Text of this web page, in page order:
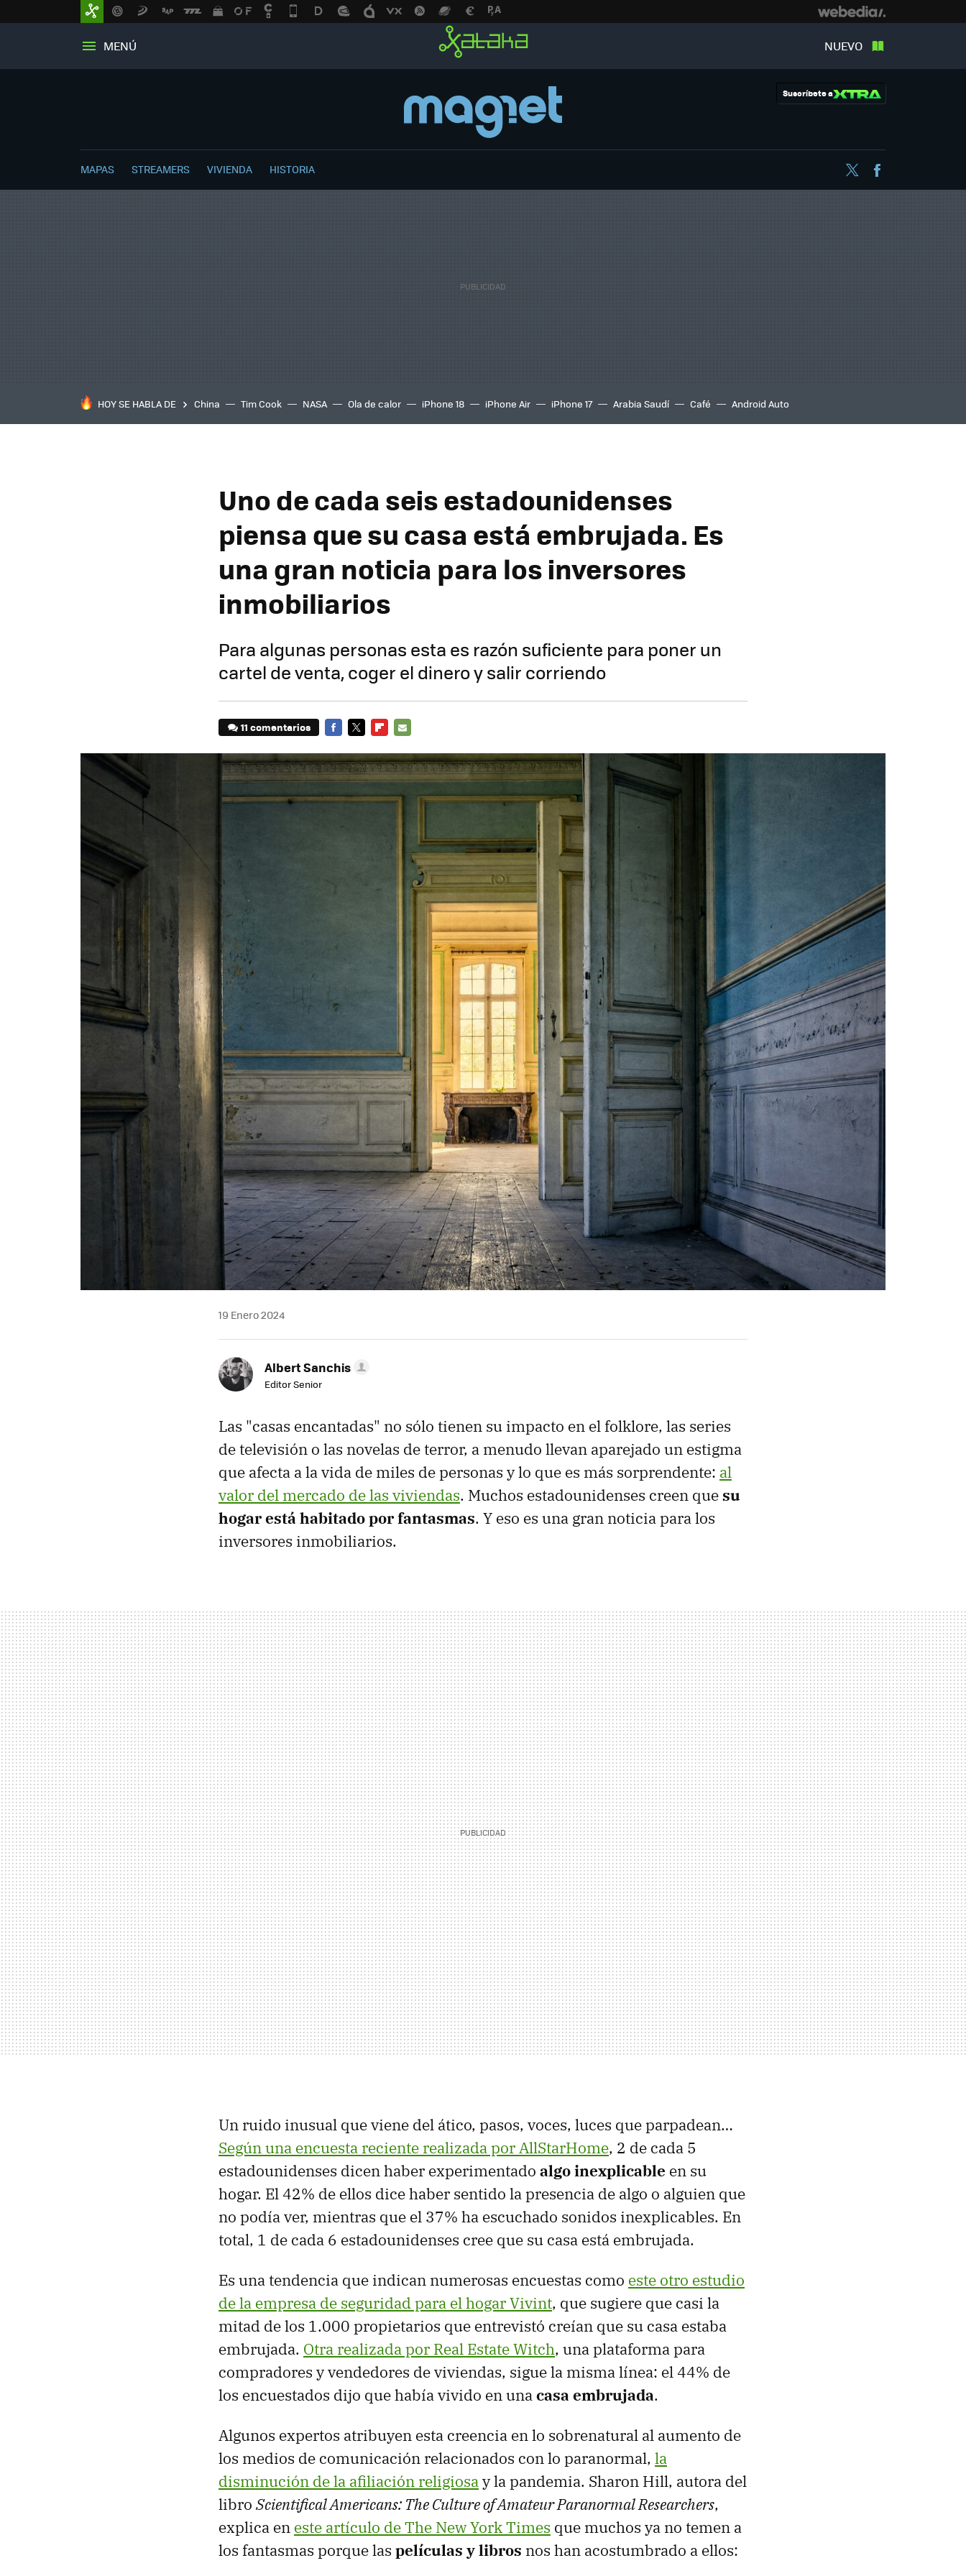
MENÚ NUEVO
Suscríbete a
MAPAS STREAMERS VIVIENDA HISTORIA Twitter
HOY SE HABLA DE China Tim Cook NASA Ola de calor iPhone 18 iPhone Air iPhone 17 Arabia Saudí Café Android Auto
Uno de cada seis estadounidenses
piensa que su casa está embrujada. Es
una gran noticia para los inversores
inmobiliarios
Para algunas personas esta es razón suficiente para poner un
cartel de venta, coger el dinero y salir corriendo
11 comentarios
MAIL
19 Enero 2024
Albert Sanchis
Editor Senior
Las "casas encantadas" no sólo tienen su impacto en el folklore, las series
de televisión o las novelas de terror, a menudo llevan aparejado un estigma
que afecta a la vida de miles de personas y lo que es más sorprendente: al
valor del mercado de las viviendas. Muchos estadounidenses creen quesu
hogar está habitado por fantasmas. Y eso es una gran noticia para los
inversores inmobiliarios.
Un ruido inusual que viene del ático, pasos, voces, luces que parpadean…
Según una encuesta reciente realizada por AllStarHome, 2 de cada 5
estadounidenses dicen haber experimentado algo inexplicable en su
hogar. El 42% de ellos dice haber sentido la presencia de algo o alguien que
no podía ver, mientras que el 37% ha escuchado sonidos inexplicables. En
total, 1 de cada 6 estadounidenses cree que su casa está embrujada.
Es una tendencia que indican numerosas encuestas como este otro estudio
de la empresa de seguridad para el hogar Vivint, que sugiere que casi la
mitad de los 1.000 propietarios que entrevistó creían que su casa estaba
embrujada. Otra realizada por Real Estate Witch, una plataforma para
compradores y vendedores de viviendas, sigue la misma línea: el 44% de
los encuestados dijo que había vivido en unacasa embrujada.
Algunos expertos atribuyen esta creencia en lo sobrenatural al aumento de
los medios de comunicación relacionados con lo paranormal, la
disminución de la afiliación religiosay la pandemia. Sharon Hill, autora del
libro Scientifical Americans: The Culture of Amateur Paranormal Researchers,
explica en este artículo de The New York Times que muchos ya no temen a
los fantasmas porque las películas y libros nos han acostumbrado a ellos: